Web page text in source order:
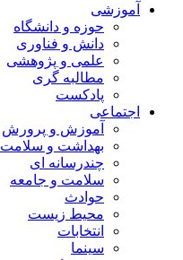
آموزشی
حوزه و دانشگاه
دانش و فناوری
علمی و پژوهشی
مطالبه گری
پادکست
اجتماعی
آموزش و پرورش
بهداشت و سلامت
چندرسانه ای
سلامت و جامعه
حوادث
محیط زیست
انتخابات
سینما